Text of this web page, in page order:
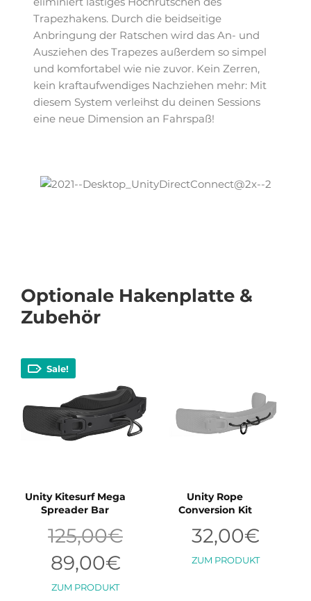
Trapezhakens. Durch die beidseitige
Anbringung der Ratschen wird das An- und
Ausziehen des Trapezes außerdem so simpel
und komfortabel wie nie zuvor. Kein Zerren,
kein kraftaufwendiges Nachziehen mehr: Mit
diesem System verleihst du deinen Sessions
eine neue Dimension an Fahrspaß!
Optionale Hakenplatte &
Zubehör
Unity Kitesurf Mega
Spreader Bar
Sale!
125,00€ Ursprünglicher
Preis
89,00€Aktueller
Preis
ist:
ZUM PRODUKTDieses
Unity Rope
Conversion Kit
32,00€
ZUM PRODUKT